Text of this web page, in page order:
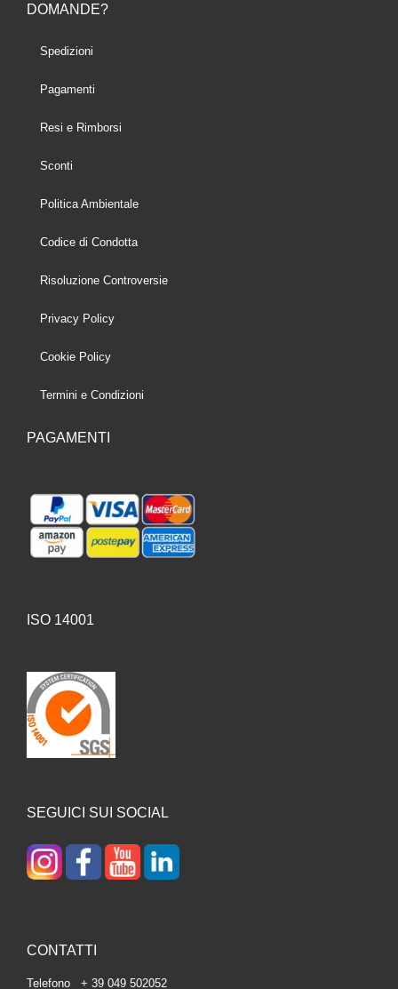
DOMANDE?
Spedizioni
Pagamenti
Resi e Rimborsi
Sconti
Politica Ambientale
Codice di Condotta
Risoluzione Controversie
Privacy Policy
Cookie Policy
Termini e Condizioni
PAGAMENTI
ISO 14001
SEGUICI SUI SOCIAL
CONTATTI
Telefono + 39 049 502052